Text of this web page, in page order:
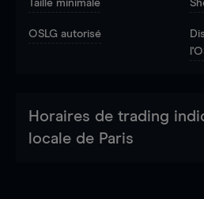
Taille minimale
OSLG autorisé
Horaires de trading
locale de Paris